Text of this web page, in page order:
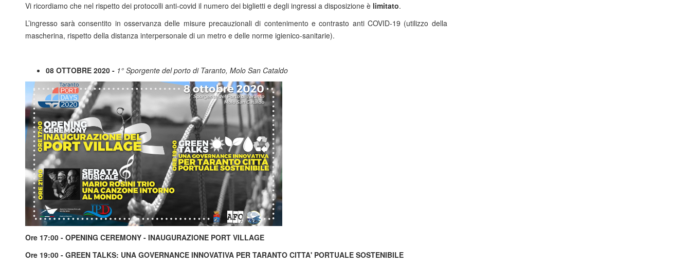
Vi ricordiamo che nel rispetto dei protocolli anti-covid il numero dei biglietti e degli ingressi a disposizione è limitato.
L’ingresso sarà consentito in osservanza delle misure precauzionali di contenimento e contrasto anti COVID-19 (utilizzo della
mascherina, rispetto della distanza interpersonale di un metro e delle norme igienico-sanitarie).
08 OTTOBRE 2020 - 1° Sporgente del porto di Taranto, Molo San Cataldo
Ore 17:00 - OPENING CEREMONY - INAUGURAZIONE PORT VILLAGE
Ore 19:00 - GREEN TALKS: UNA GOVERNANCE INNOVATIVA PER TARANTO CITTA' PORTUALE SOSTENIBILE